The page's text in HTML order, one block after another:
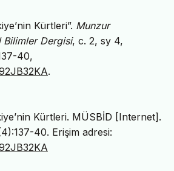
Kürtleri”. Munzur
Bilimler Dergisi, c. 2, sy 4,
40,
.
Kürtleri. MÜSBİD [Internet].
40. Erişim adresi: